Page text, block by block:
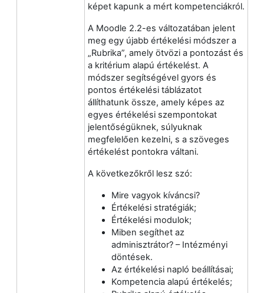
képet kapunk a mért kompetenciákról.
A Moodle 2.2-es változatában jelent
meg egy újabb értékelési módszer a
„Rubrika”, amely ötvözi a pontozást és
a kritérium alapú értékelést. A
módszer segítségével gyors és
pontos értékelési táblázatot
állíthatunk össze, amely képes az
egyes értékelési szempontokat
jelentőségüknek, súlyuknak
megfelelően kezelni, s a szöveges
értékelést pontokra váltani.
A következőkről lesz szó:
Mire vagyok kíváncsi?
Értékelési stratégiák;
Értékelési modulok;
Miben segíthet az
adminisztrátor? – Intézményi
döntések.
Az értékelési napló beállításai;
Kompetencia alapú értékelés;